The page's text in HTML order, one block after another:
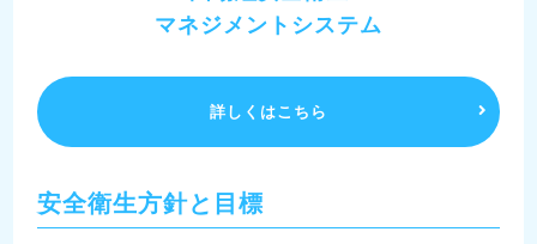
マネジメントシステム
詳しくはこちら
安全衛生方針と目標